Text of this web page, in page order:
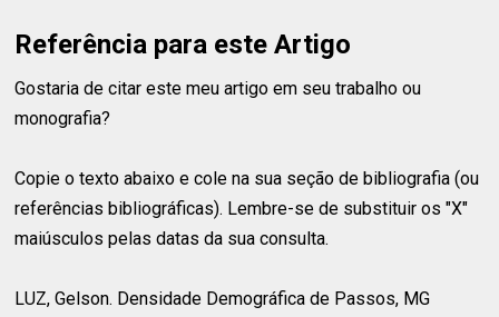
Referência para este Artigo
Gostaria de citar este meu artigo em seu trabalho ou
monografia?
Copie o texto abaixo e cole na sua seção de bibliografia (ou
referências bibliográficas). Lembre-se de substituir os "X"
maiúsculos pelas datas da sua consulta.
LUZ, Gelson. Densidade Demográfica de Passos, MG